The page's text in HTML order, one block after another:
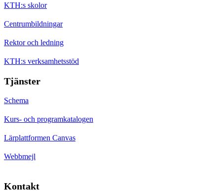
KTH:s skolor
Centrumbildningar
Rektor och ledning
KTH:s verksamhetsstöd
Tjänster
Schema
Kurs- och programkatalogen
Lärplattformen Canvas
Webbmejl
Kontakt